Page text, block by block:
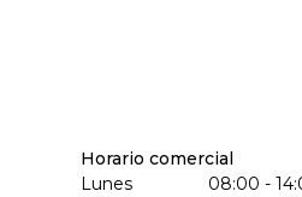
Horario comercial
Lunes
08:00 -